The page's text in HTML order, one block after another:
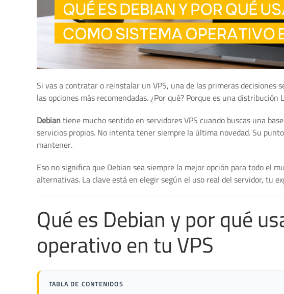
Si vas a contratar o reinstalar un VPS, una de las primeras
las opciones más recomendadas. ¿Por qué? Porque es una
Debiantiene mucho sentido en servidores VPS cuando buscas una
servicios propios. No intenta tener siempre la última novedad. Su
mantener.
Eso no significa que Debian sea siempre la mejor opción para todo el
alternativas. La clave está en elegir según el uso real del servidor, tu
Qué es Debian y por qué
operativo en tu VPS
TABLA DE CONTENIDOS